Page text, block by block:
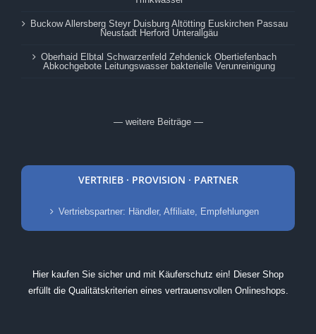
Buckow Allersberg Steyr Duisburg Altötting Euskirchen Passau
Neustadt Herford Unterallgäu
Oberhaid Elbtal Schwarzenfeld Zehdenick Obertiefenbach
Abkochgebote Leitungswasser bakterielle Verunreinigung
— weitere Beiträge —
VERTRIEB · PROVISION · PARTNER
Vertriebspartner: Händler, Affiliate, Empfehlungen
Hier kaufen Sie sicher und mit Käuferschutz ein! Dieser Shop
erfüllt die Qualitätskriterien eines vertrauensvollen Onlineshops.